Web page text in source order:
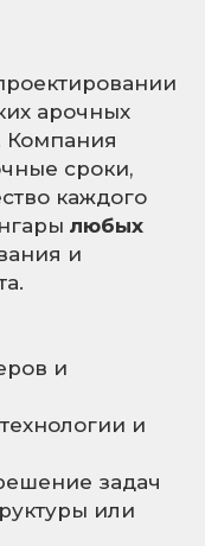
арочных
Компания
сроки,
каждого
любых
и
и
и
задач
или